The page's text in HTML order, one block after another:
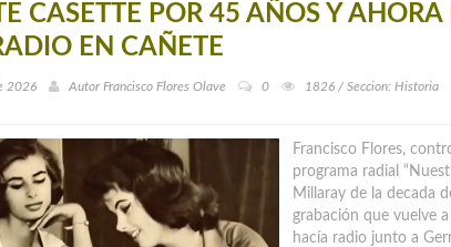
CASETTE POR 45 AÑOS Y
EN CAÑETE
2026 Autor Francisco Flores Olave 0 1826 / Seccion: Historia
Francisco Flores,
programa radial
Millaray de la decada
grabación que vuelve
hacía radio junto a